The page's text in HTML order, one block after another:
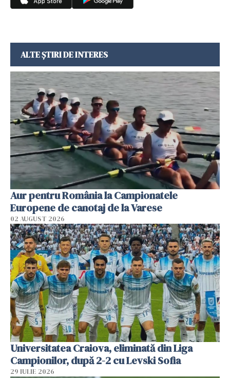
ALTE ȘTIRI DE INTERES
Aur pentru România la Campionatele
Europene de canotaj de la Varese
02 AUGUST 2026
Universitatea Craiova, eliminată din Liga
Campionilor, după 2-2 cu Levski Sofia
29 IULIE 2026